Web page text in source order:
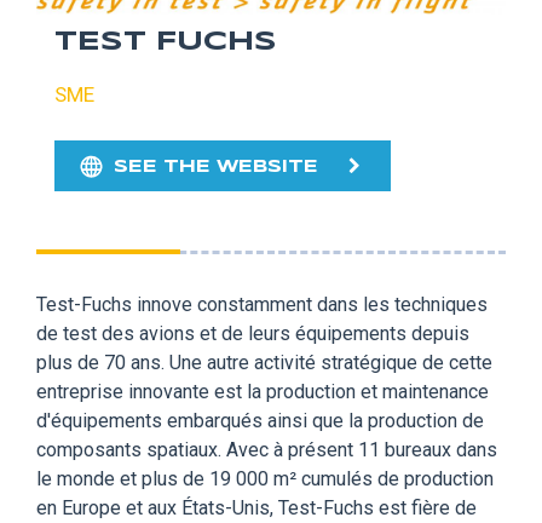
TEST FUCHS
SME
SEE THE WEBSITE
Test-Fuchs innove constamment dans les techniques
de test des avions et de leurs équipements depuis
plus de 70 ans. Une autre activité stratégique de cette
entreprise innovante est la production et maintenance
d'équipements embarqués ainsi que la production de
composants spatiaux. Avec à présent 11 bureaux dans
le monde et plus de 19 000 m² cumulés de production
en Europe et aux États-Unis, Test-Fuchs est fière de